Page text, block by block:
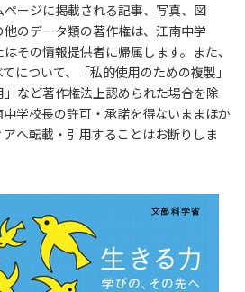
ページに掲載される記事、写真、図
他のデータ類の著作権は、江南中学
その情報提供者に帰属します。また、
について、「私的使用のための複製」
」など著作権法上認められた場合を除
中学校長の許可・承諾を得ないままほか
アへ転載・引用することはお断りしま